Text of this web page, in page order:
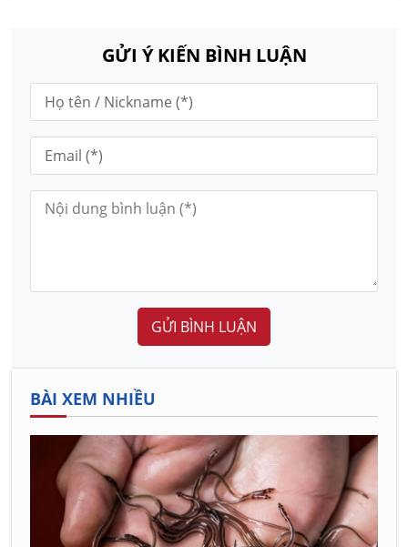
GỬI Ý KIẾN BÌNH LUẬN
GỬI BÌNH LUẬN
BÀI XEM NHIỀU